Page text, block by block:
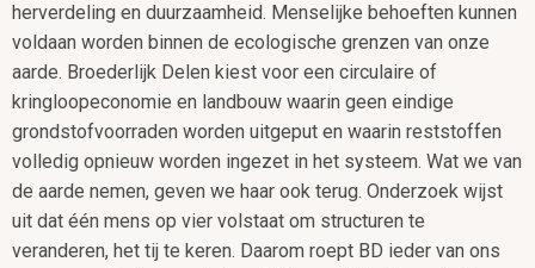
herverdeling en duurzaamheid. Menselijke behoeften kunnen
voldaan worden binnen de ecologische grenzen van onze
aarde. Broederlijk Delen kiest voor een circulaire of
kringloopeconomie en landbouw waarin geen eindige
grondstofvoorraden worden uitgeput en waarin reststoffen
volledig opnieuw worden ingezet in het systeem. Wat we van
de aarde nemen, geven we haar ook terug. Onderzoek wijst
uit dat één mens op vier volstaat om structuren te
veranderen, het tij te keren. Daarom roept BD ieder van ons